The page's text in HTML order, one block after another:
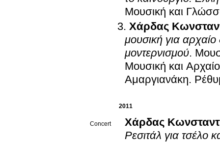
Μουσική και
Χάρδας
μουσική για
μοντερνισμού.
Μουσική και
Αμαργιανάκη.
2011
Concert
Χάρδας
Ρεσιτάλ για τσέλο